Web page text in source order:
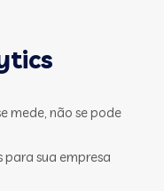
mede, não se pode
sua empresa